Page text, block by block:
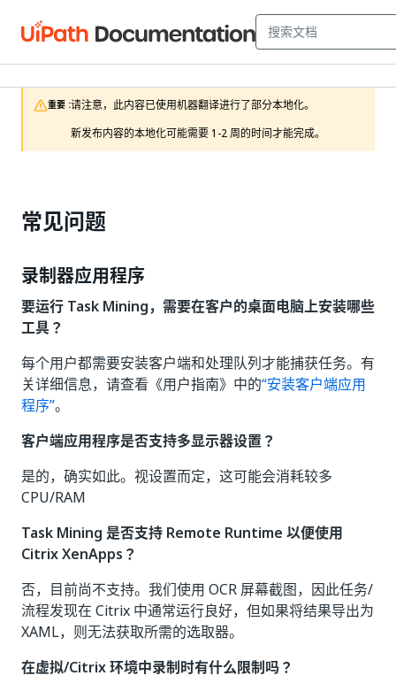
重要 :请注意，此内容已使用机器翻译进行了部分本地化。
新发布内容的本地化可能需要 1-2 周的时间才能完成。
常见问题
录制器应用程序
要运行 Task Mining，需要在客户的桌面电脑上安装哪些
工具？
每个用户都需要安装客户端和处理队列才能捕获任务。有
关详细信息，请查看《用户指南》中的“安装客户端应用
程序”。
客户端应用程序是否支持多显示器设置？
是的，确实如此。视设置而定，这可能会消耗较多
CPU/RAM
Task Mining 是否支持 Remote Runtime 以便使用
Citrix XenApps？
否，目前尚不支持。我们使用 OCR 屏幕截图，因此任务/
流程发现在 Citrix 中通常运行良好，但如果将结果导出为
XAML，则无法获取所需的选取器。
在虚拟/Citrix 环境中录制时有什么限制吗？